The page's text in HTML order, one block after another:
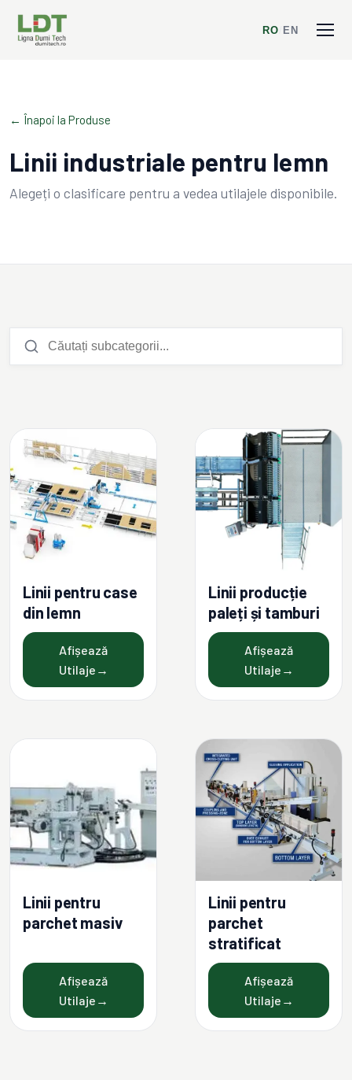
RO EN
← Înapoi la Produse
Linii industriale pentru lemn
Alegeți o clasificare pentru a vedea utilajele disponibile.
Linii pentru case
din lemn
Afișează
Utilaje →
Linii producție
paleți și tamburi
Afișează
Utilaje →
Linii pentru
parchet masiv
Afișează
Utilaje →
Linii pentru
parchet
stratificat
Afișează
Utilaje →